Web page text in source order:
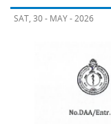
SAT, 30 - MAY - 2026